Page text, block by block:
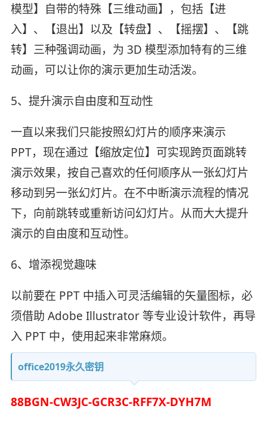
模型】自带的特殊【三维动画】，包括【进
入】、【退出】以及【转盘】、【摇摆】、【跳
转】三种强调动画，为 3D 模型添加特有的三维
动画，可以让你的演示更加生动活泼。
5、提升演示自由度和互动性
一直以来我们只能按照幻灯片的顺序来演示
PPT，现在通过【缩放定位】可实现跨页面跳转
演示效果，按自己喜欢的任何顺序从一张幻灯片
移动到另一张幻灯片。在不中断演示流程的情况
下，向前跳转或重新访问幻灯片。从而大大提升
演示的自由度和互动性。
6、增添视觉趣味
以前要在 PPT 中插入可灵活编辑的矢量图标，必
须借助 Adobe Illustrator 等专业设计软件，再导
入 PPT 中，使用起来非常麻烦。
office2019永久密钥
88BGN-CW3JC-GCR3C-RFF7X-DYH7M